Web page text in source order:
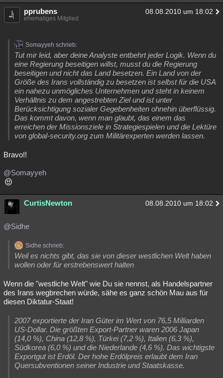
pprubens 08.08.2010 um 18:02
ehemaliges Mitglied
Somayyeh schrieb:
Tut mir leid, aber deine Analyste entbehrt jeder Logik. Wenn du
eine Regierung beseitigen willst, musst du die Regierung
beseitigen und nicht das Land besetzen. Ein Land von der
Größe des Irans vollständig zu besetzen ist selbst für die USA
ein nahezu unmögliches Unternehmen und steht in keinem
Verhältnis zu dem angestrebten Ziel und ist unter
Berücksichtigung sozialer Gegebenheiten ohnehin überflüssig.
Das kommt davon, wenn man glaubt, das einem das
erreichen der Missionsziele in Strategiespielen und die Lektüre
von global-security.org zum Militärexperten werden lassen.
Bravo!!
@Somayyeh
CurtisNewton 08.08.2010 um 18:02
@Sidhe
Sidhe schrieb:
Weil es nichts gibt, das sie von dieser westlichen Welt haben
wollen oder für erstrebenswert halten
Wenn die "westliche Welt" wie Du sie nennst, als Handelspartner
des Irans wegbrechen würde, sähe es ganz schön Mau aus für
diesen Diktatur-Staat!
2007 exportierte der Iran Güter im Wert von 76,5 Milliarden
US-Dollar. Die größten Export-Partner waren 2006 Japan
(14,0 %), China (12,8 %), Türkei (7,2 %), Italien (6,3 %),
Südkorea (6,0 %) und die Niederlande (4,6 %). Das wichtigste
Exportgut ist Erdöl. Der hohe Erdölpreis erlaubt dem Iran
Quersubventionen seiner Industrie und Staatskasse.